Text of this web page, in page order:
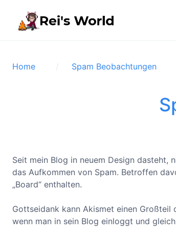
Home Spam Beobachtungen
Seit mein Blog in neuem Design
das Aufkommen von Spam. Betroffen
„Board“ enthalten.
Gottseidank kann Akismet einen Großteil
wenn man in sein Blog einloggt und